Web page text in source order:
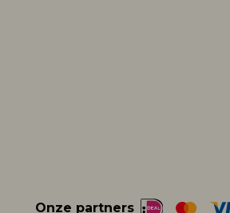
Onze partners